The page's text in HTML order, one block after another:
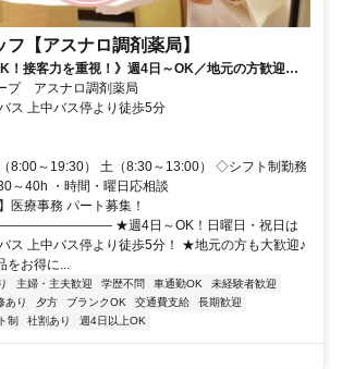
【アスナロ調剤薬局】
！接客力を重視！》週4日～OK／地元の方歓迎／
日用品などが最大半額♪
プ アスナロ調剤薬局
ス 上中バス停より徒歩5分
8:00～19:30） 土（8:30～13:00） ◇シフト制勤務
～40h ・時間・曜日応相談
医療事務 パート募集！
★週4日～OK！日曜日・祝日は
ス 上中バス停より徒歩5分！ ★地元の方も大歓迎♪
お得に...
主婦・主夫歓迎 学歴不問 車通勤OK
未経験者歓迎
あり 夕方 ブランクOK 交通費支給
長期歓迎
制 社割あり 週4日以上OK